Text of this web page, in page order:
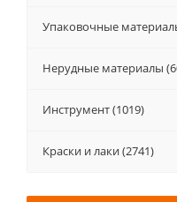
Упаковочные
Нерудные материалы
Инструмент (1019)
Краски и лаки (2741)